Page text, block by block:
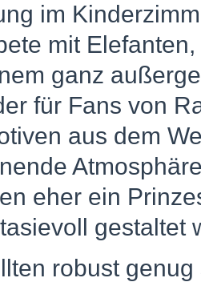
im
mit
ganz
für Fans von
aus dem
eher ein
gestaltet
robust